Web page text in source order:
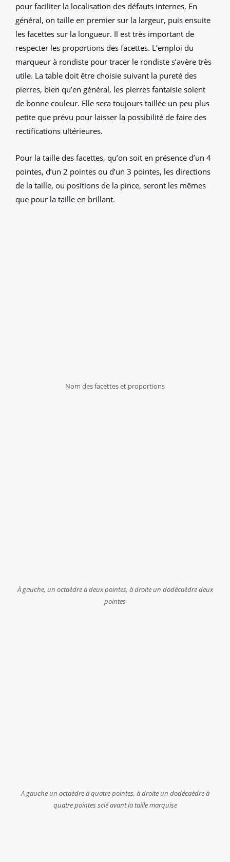
pour faciliter la localisation des défauts internes. En
général, on taille en premier sur la largeur, puis ensuite
les facettes sur la longueur. Il est très important de
respecter les proportions des facettes. L’emploi du
marqueur à rondiste pour tracer le rondiste s’avère très
utile. La table doit être choisie suivant la pureté des
pierres, bien qu’en général, les pierres fantaisie soient
de bonne couleur. Elle sera toujours taillée un peu plus
petite que prévu pour laisser la possibilité de faire des
rectifications ultérieures.
Pour la taille des facettes, qu’on soit en présence d’un 4
pointes, d’un 2 pointes ou d’un 3 pointes, les directions
de la taille, ou positions de la pince, seront les mêmes
que pour la taille en brillant.
Nom des facettes et proportions
À gauche, un octaèdre à deux pointes, à droite un dodécaèdre deux
pointes
A gauche un octaèdre à quatre pointes, à droite un dodécaèdre à
quatre pointes scié avant la taille marquise